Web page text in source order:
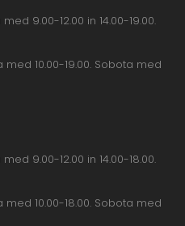
9.00-12.00 in 14.00-19.00.
10.00-19.00. Sobota med
9.00-12.00 in 14.00-18.00.
10.00-18.00. Sobota med